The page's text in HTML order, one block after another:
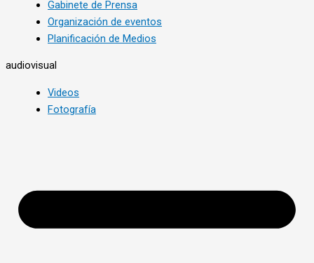
Gabinete de Prensa
Organización de eventos
Planificación de Medios
audiovisual
Videos
Fotografía